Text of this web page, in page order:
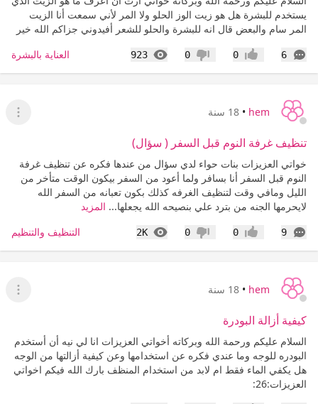
يستخدم للبشرة هل هو زيت الوز الحلو ولا المر لأني سمعت أنا الزيت
المر سام والبعض قال انه للبشرة والحلو للشعر أفيدوني جزاكم الله خير
6
التعليقات إعجاب0 عدم إعجاب
0
923
المشاهدات العناية بالبشرة
hem
• 18 سنة
عرض
تنظيف غرفة النوم قبل السفر ( سؤال)
خواتي العزيزات بنات حواء لدي سؤال من عندها فكره عن تنظيف غرفة
النوم قبل السفر أنا بسافر ولما أعود من السفر بيكون الوقت متأخر من
الليل ومافي وقت لتنظيف الغرفه كذلك بكون تعبانه من السفر الله
لايحرمها الجنه من بترد علي بنصيحه الله يجعلها... المزيد
9
التعليقات إعجاب0 عدم إعجاب
0
2K
المشاهدات التنظيف والتنظيم
hem
• 18 سنة
عرض
كيفية أزالة البودرة
السلام عليكم ورحمة الله وبركاته أخواتي العزيزات انا لي نيه أن أستخدم
البودره للوجه وما عندي فكره عن استخدامها وعن كيفية أزالتها من الوجه
هل يكفي الماء فقط ام لابد من استخدام المنظف بارك الله فيكم اخواتي
العزيزات:26: